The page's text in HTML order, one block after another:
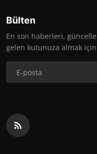
Bülten
En son haberleri,
gelen kutunuza almak